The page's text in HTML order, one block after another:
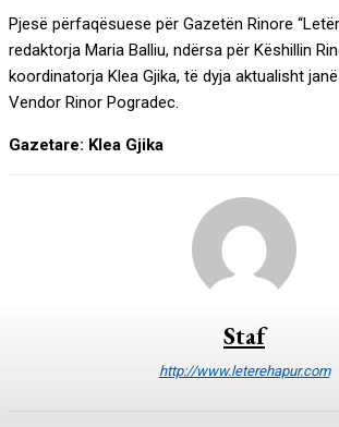
Pjesë përfaqësuese për Gazetën Rinore
redaktorja Maria Balliu, ndërsa për Këshillin
koordinatorja Klea Gjika, të dyja aktualisht
Vendor Rinor Pogradec.
Gazetare: Klea Gjika
Staf
http://www.leterehapur.com